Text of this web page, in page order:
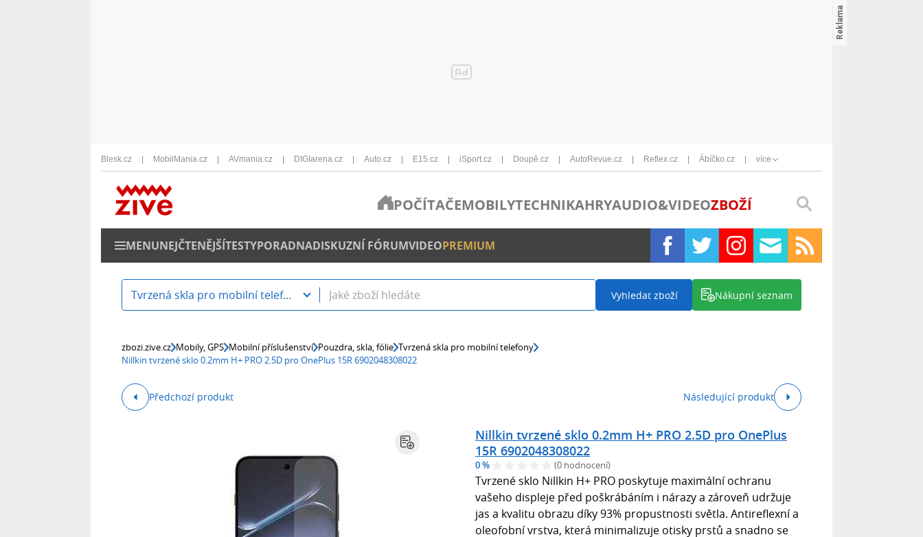
Blesk.cz MobilMania.cz AVmania.cz DIGIarena.cz Auto.cz E15.cz iSport.cz Doupě.cz AutoRevue.cz Reflex.cz Ábíčko.cz více
POČÍTAČEMOBILYTECHNIKAHRYAUDIO&VIDEOZBOŽÍ
MENUNEJČTENĚJŠÍTESTYPORADNADISKUZNÍ FÓRUMVIDEOPREMIUM
Tvrzená skla pro mobilní telefony Vyhledat zboží Nákupní seznam
zbozi.zive.cz Mobily, GPS Mobilní příslušenství Pouzdra, skla, fólie Tvrzená skla pro mobilní telefony
Nillkin tvrzené sklo 0.2mm H+ PRO 2.5D pro OnePlus 15R 6902048308022
Předchozí produkt Následující produkt
Nillkin tvrzené sklo 0.2mm H+ PRO 2.5D pro OnePlus
15R 6902048308022
0 % (0 hodnocení)
Tvrzené sklo Nillkin H+ PRO poskytuje maximální ochranu
vašeho displeje před poškrábáním i nárazy a zároveň udržuje
jas a kvalitu obrazu díky 93% propustnosti světla. Antireflexní a
oleofobní vrstva, která minimalizuje otisky prstů a snadno se